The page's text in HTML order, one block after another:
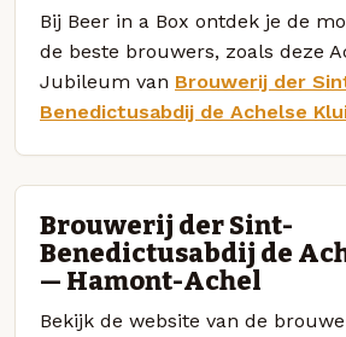
Bij Beer in a Box ontdek je de
de beste brouwers, zoals deze
Jubileum van Brouwerij der
Benedictusabdij de Achelse
Brouwerij der Sint-
Benedictusabdij de
— Hamont-Achel
Bekijk de website van de